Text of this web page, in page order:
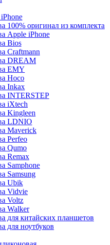
100% оригинал из комплекта
Apple iPhone
Bios
Craftmann
DREAM
EMY
Hoco
Inkax
INTERSTEP
iXtech
Kingleen
LDNIO
Maverick
Perfeo
Qumo
Remax
Samphone
Samsung
Ubik
Vidvie
Voltz
Walker
для китайских планшетов
для ноутбуков